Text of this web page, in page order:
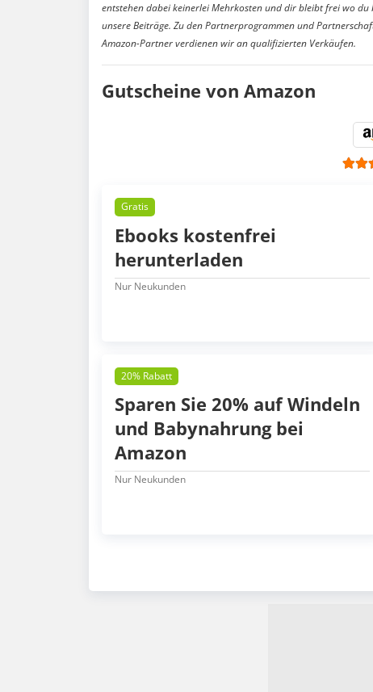
entstehen dabei keinerlei Mehrkosten und dir bleibt frei wo
unsere Beiträge. Zu den Partnerprogrammen und
Amazon-Partner verdienen wir an qualifizierten Verkäufen.
Gutscheine von Amazon
Gratis
Ebooks kostenfrei
herunterladen
Nur Neukunden
20% Rabatt
Sparen Sie 20% auf Windeln
und Babynahrung bei
Amazon
Nur Neukunden